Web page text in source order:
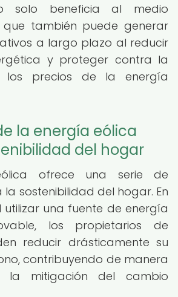
solo beneficia al medio
que también puede generar
a largo plazo al reducir
y proteger contra la
los precios de la energía
la energía eólica
del hogar
ofrece una serie de
sostenibilidad del hogar. En
una fuente de energía
los propietarios de
reducir drásticamente su
contribuyendo de manera
la mitigación del cambio